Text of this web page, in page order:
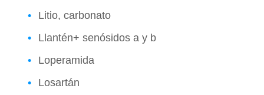
Litio, carbonato
Llantén+ senósidos a y b
Loperamida
Losartán